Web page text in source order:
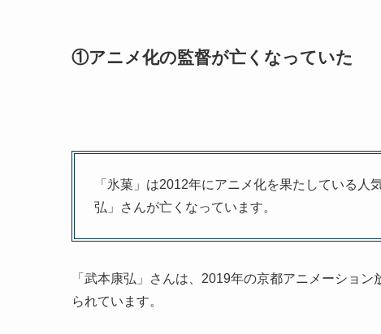
①アニメ化の監督が亡くなっていた
「氷菓」は2012年にアニメ化を果たしている
弘」さんが亡くなっています。
「武本康弘」さんは、2019年の京都アニメーショ
られています。